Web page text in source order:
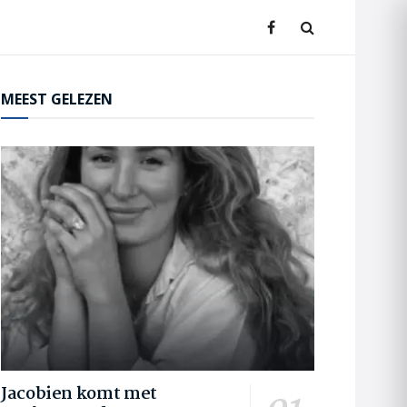
MEEST GELEZEN
Jacobien komt met